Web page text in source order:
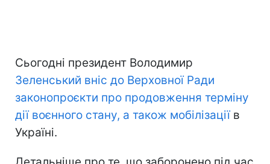
Сьогодні президент Володимир
Зеленський вніс до Верховної Ради
законопроєкти про продовження терміну
дії воєнного стану, а також мобілізаціїв
Україні.